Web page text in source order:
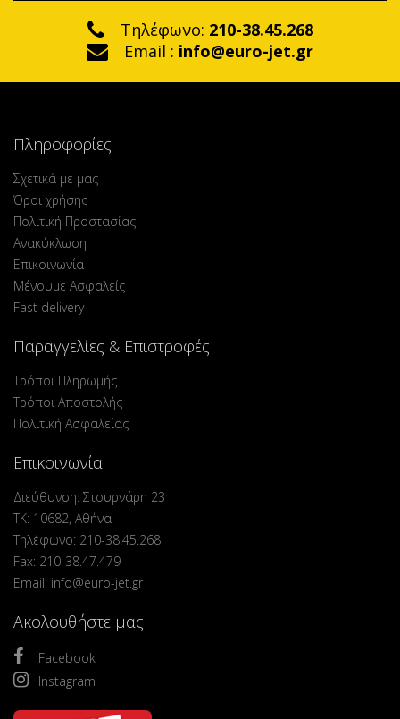
Τηλέφωνο: 210-38.45.268
Email : info@euro-jet.gr
Πληροφορίες
Σχετικά με μας
Όροι χρήσης
Πολιτική Προστασίας
Ανακύκλωση
Επικοινωνία
Μένουμε Ασφαλείς
Fast delivery
Παραγγελίες & Επιστροφές
Τρόποι Πληρωμής
Τρόποι Αποστολής
Πολιτική Ασφαλείας
Επικοινωνία
Διεύθυνση: Στουρνάρη 23
ΤΚ: 10682, Αθήνα
Τηλέφωνο: 210-38.45.268
Fax: 210-38.47.479
Email: info@euro-jet.gr
Ακολουθήστε μας
Facebook
Instagram